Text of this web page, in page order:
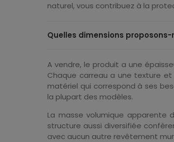
naturel, vous contribuez à la
Quelles dimensions proposons-
A vendre, le produit a une
Chaque carreau a une texture
matériel qui correspond à ses
la plupart des modèles.
La masse volumique apparente
structure aussi diversifiée
avec aucun autre revêtement